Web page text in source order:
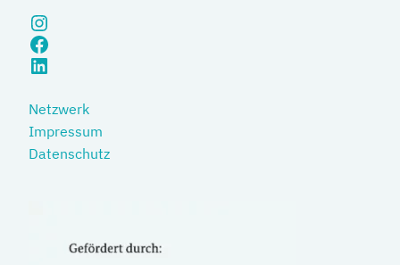
Instagram
Facebook
LinkedIn
Netzwerk
Impressum
Datenschutz